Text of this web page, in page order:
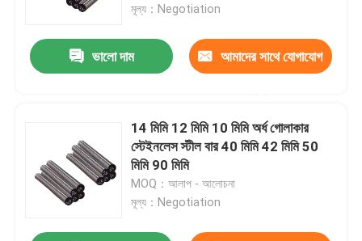
মূল্য：Negotiation
ভালো দাম আমাদের সাথে যোগাযোগ
14 মিমি 12 মিমি 10 মিমি অর্ধ গোলাকার
স্টেইনলেস স্টীল বার 40 মিমি 42 মিমি 50
মিমি 90 মিমি
MOQ：আলাপ - আলোচনা
মূল্য：Negotiation